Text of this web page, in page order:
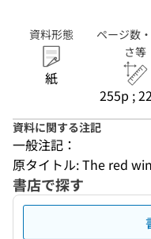
資料形態
紙
ページ数
さ等
255p ;
資料に関する注記
一般注記：
原タイトル: The red
書店で探す